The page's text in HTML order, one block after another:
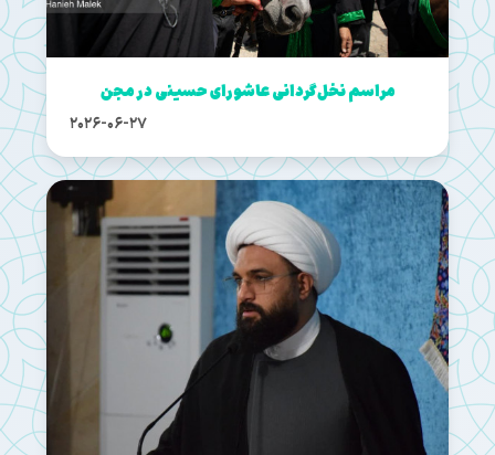
مراسم نخل‌گردانی عاشورای حسینی در مجن
2026-06-27